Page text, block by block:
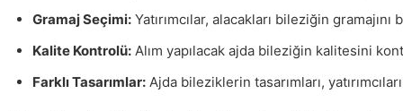
Gramaj Seçimi: Yatırımcılar, alacakları bileziğin
Kalite Kontrolü: Alım yapılacak ajda bileziğin kalitesini
Farklı Tasarımlar: Ajda bileziklerin tasarımları,